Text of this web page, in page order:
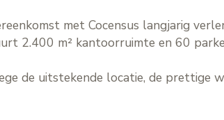
met Cocensus langjarig
2.400 m² kantoorruimte en 60
de uitstekende locatie, de prettige